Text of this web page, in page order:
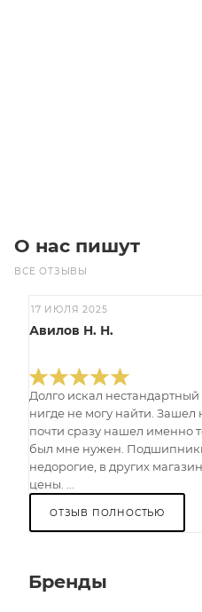
О нас пишут
ВСЕ ОТЗЫВЫ
17 ИЮЛЯ 2025
Авилов Н. Н.
Долго искал
нигде не могу найти. Зашел
почти сразу нашел именно
был мне нужен.
недорогие, в других
цены. ...
ОТЗЫВ ПОЛНОСТЬЮ
Бренды